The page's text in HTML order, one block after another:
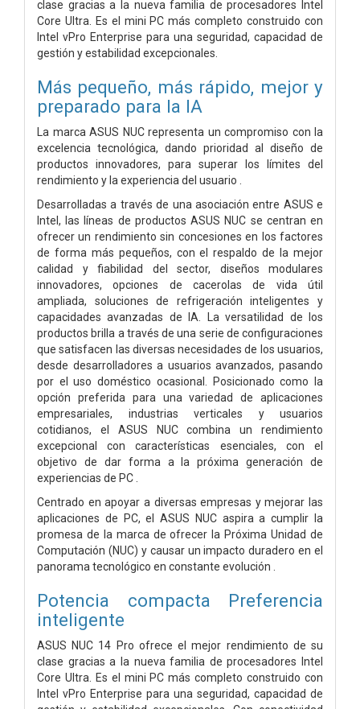
clase gracias a la nueva familia de procesadores Intel
Core Ultra. Es el mini PC más completo construido con
Intel vPro Enterprise para una seguridad, capacidad de
gestión y estabilidad excepcionales.
Más pequeño, más rápido, mejor y
preparado para la IA
La marca ASUS NUC representa un compromiso con la
excelencia tecnológica, dando prioridad al diseño de
productos innovadores, para superar los límites del
rendimiento y la experiencia del usuario .
Desarrolladas a través de una asociación entre ASUS e
Intel, las líneas de productos ASUS NUC se centran en
ofrecer un rendimiento sin concesiones en los factores
de forma más pequeños, con el respaldo de la mejor
calidad y fiabilidad del sector, diseños modulares
innovadores, opciones de cacerolas de vida útil
ampliada, soluciones de refrigeración inteligentes y
capacidades avanzadas de IA. La versatilidad de los
productos brilla a través de una serie de configuraciones
que satisfacen las diversas necesidades de los usuarios,
desde desarrolladores a usuarios avanzados, pasando
por el uso doméstico ocasional. Posicionado como la
opción preferida para una variedad de aplicaciones
empresariales, industrias verticales y usuarios
cotidianos, el ASUS NUC combina un rendimiento
excepcional con características esenciales, con el
objetivo de dar forma a la próxima generación de
experiencias de PC .
Centrado en apoyar a diversas empresas y mejorar las
aplicaciones de PC, el ASUS NUC aspira a cumplir la
promesa de la marca de ofrecer la Próxima Unidad de
Computación (NUC) y causar un impacto duradero en el
panorama tecnológico en constante evolución .
Potencia compacta Preferencia
inteligente
ASUS NUC 14 Pro ofrece el mejor rendimiento de su
clase gracias a la nueva familia de procesadores Intel
Core Ultra. Es el mini PC más completo construido con
Intel vPro Enterprise para una seguridad, capacidad de